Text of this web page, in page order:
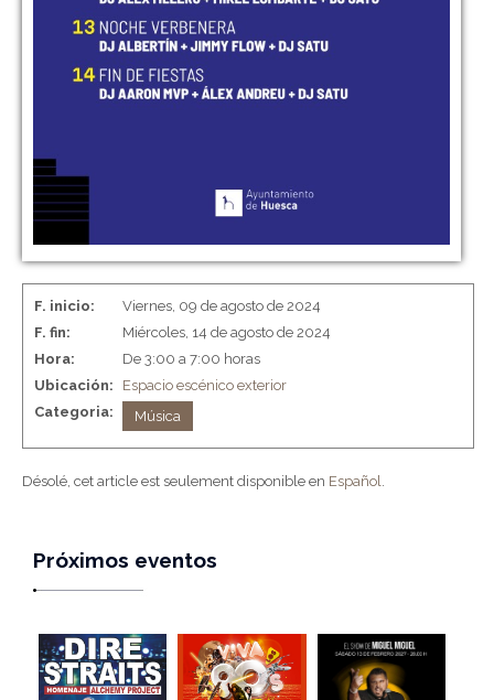
F. inicio:
Viernes, 09 de agosto de 2024
F. fin:
Miércoles, 14 de agosto de 2024
Hora:
De 3:00 a 7:00 horas
Ubicación:
Espacio escénico exterior
Categoria:
Música
Désolé, cet article est seulement disponible en Español
Próximos eventos